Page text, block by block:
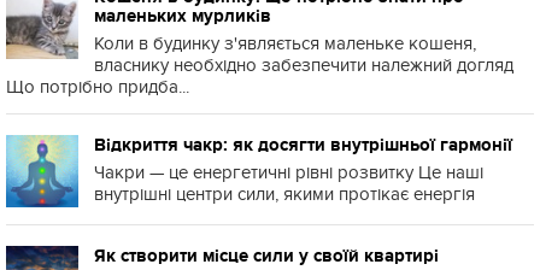
маленьких мурликів
Коли в будинку з'являється маленьке кошеня,
власнику необхідно забезпечити належний догляд
Що потрібно придба...
Відкриття чакр: як досягти внутрішньої гармонії
Чакри — це енергетичні рівні розвитку Це наші
внутрішні центри сили, якими протікає енергія
Як створити місце сили у своїй квартирі